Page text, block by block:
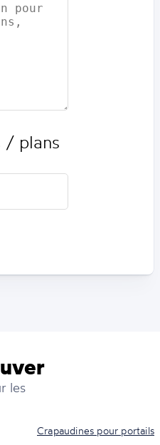
/ plans
les
Crapaudines pour portails